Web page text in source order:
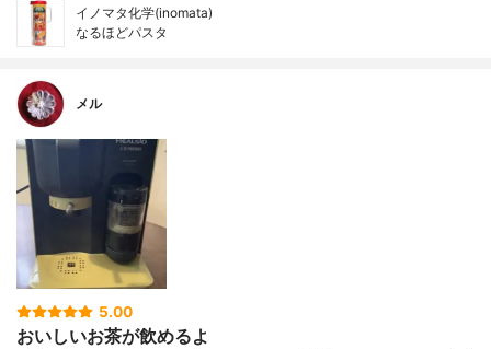
イノマタ化学(inomata)
なるほどパスタ
メル
5.00
おいしいお茶が飲めるよ